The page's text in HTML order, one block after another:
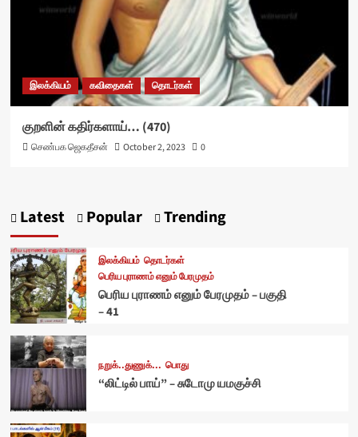
இலக்கியம் கவிதைகள் தொடர்கள்
குறளின் கதிர்களாய்… (470)
செண்பக ஜெகதீசன் October 2, 2023 0
Latest Popular Trending
இலக்கியம் தொடர்கள்
பெரிய புராணம் எனும் பேரமுதம்
பெரிய புராணம் எனும் பேரமுதம் – பகுதி
– 41
நறுக்..துணுக்... பொது
“லிட்டில் பாய்” – சுடோமு யமகுச்சி